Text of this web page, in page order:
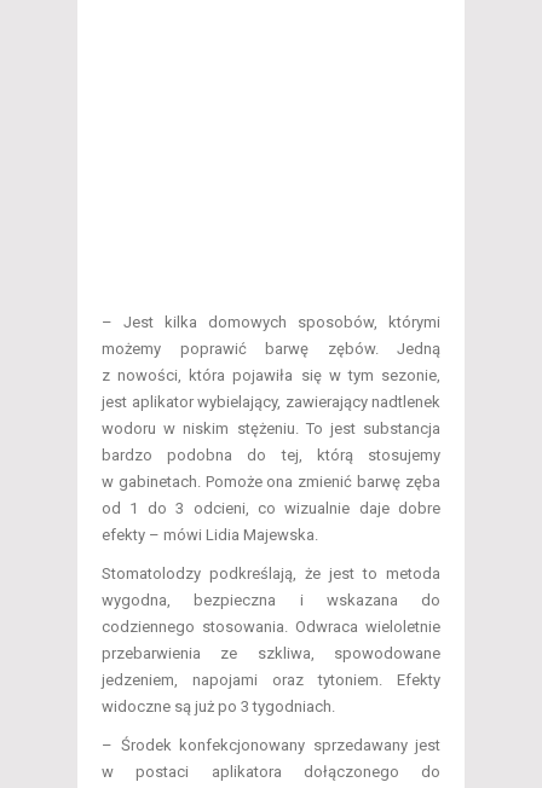
– Jest kilka domowych sposobów, którymi
możemy poprawić barwę zębów. Jedną
z nowości, która pojawiła się w tym sezonie,
jest aplikator wybielający, zawierający nadtlenek
wodoru w niskim stężeniu. To jest substancja
bardzo podobna do tej, którą stosujemy
w gabinetach. Pomoże ona zmienić barwę zęba
od 1 do 3 odcieni, co wizualnie daje dobre
efekty – mówi Lidia Majewska.
Stomatolodzy podkreślają, że jest to metoda
wygodna, bezpieczna i wskazana do
codziennego stosowania. Odwraca wieloletnie
przebarwienia ze szkliwa, spowodowane
jedzeniem, napojami oraz tytoniem. Efekty
widoczne są już po 3 tygodniach.
– Środek konfekcjonowany sprzedawany jest
w postaci aplikatora dołączonego do